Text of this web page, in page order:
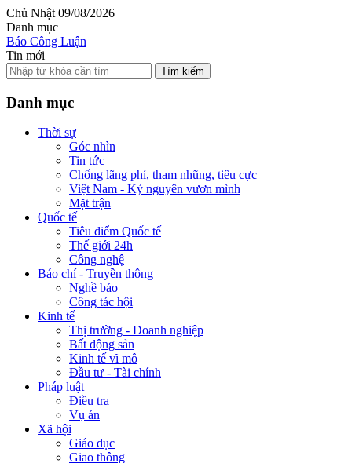
Chủ Nhật 09/08/2026
Danh mục
Báo Công Luận
Tin mới
Tìm kiếm
Danh mục
Thời sự
Góc nhìn
Tin tức
Chống lãng phí, tham nhũng, tiêu cực
Việt Nam - Kỷ nguyên vươn mình
Mặt trận
Quốc tế
Tiêu điểm Quốc tế
Thế giới 24h
Công nghệ
Báo chí - Truyền thông
Nghề báo
Công tác hội
Kinh tế
Thị trường - Doanh nghiệp
Bất động sản
Kinh tế vĩ mô
Đầu tư - Tài chính
Pháp luật
Điều tra
Vụ án
Xã hội
Giáo dục
Giao thông